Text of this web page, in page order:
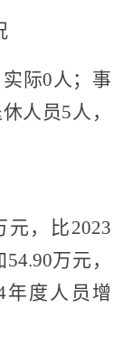
际0人；事
人员5人，
元，比2023
54.90万元，
年度人员增